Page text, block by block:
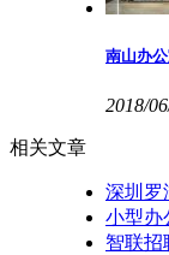
南山办
2018/
相关文章
深圳罗
小型办
智联招